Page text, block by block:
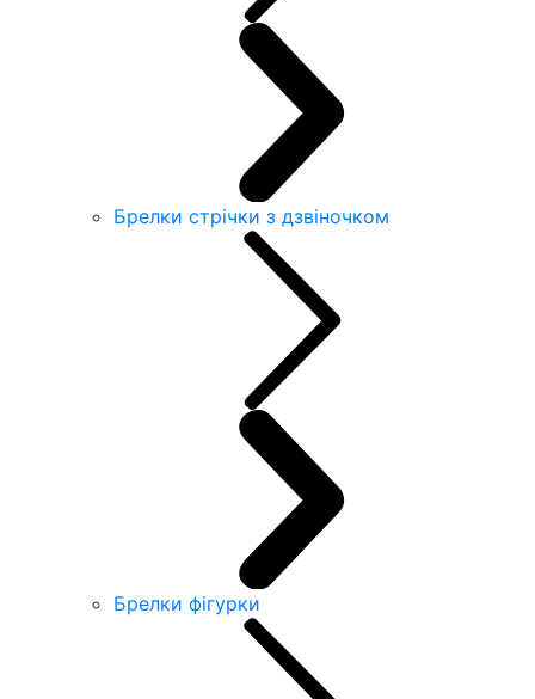
Брелки стрічки з дзвіночком
Брелки фігурки